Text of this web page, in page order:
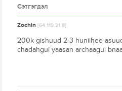
Сэтгэгдэл
Zochin[64.119.21.8]
200k gishuud 2-3 huniihee
chadahgui yaasan archaagui